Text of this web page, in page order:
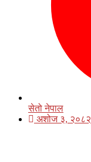
सेतो नेपाल
अशोज ३, २०८२